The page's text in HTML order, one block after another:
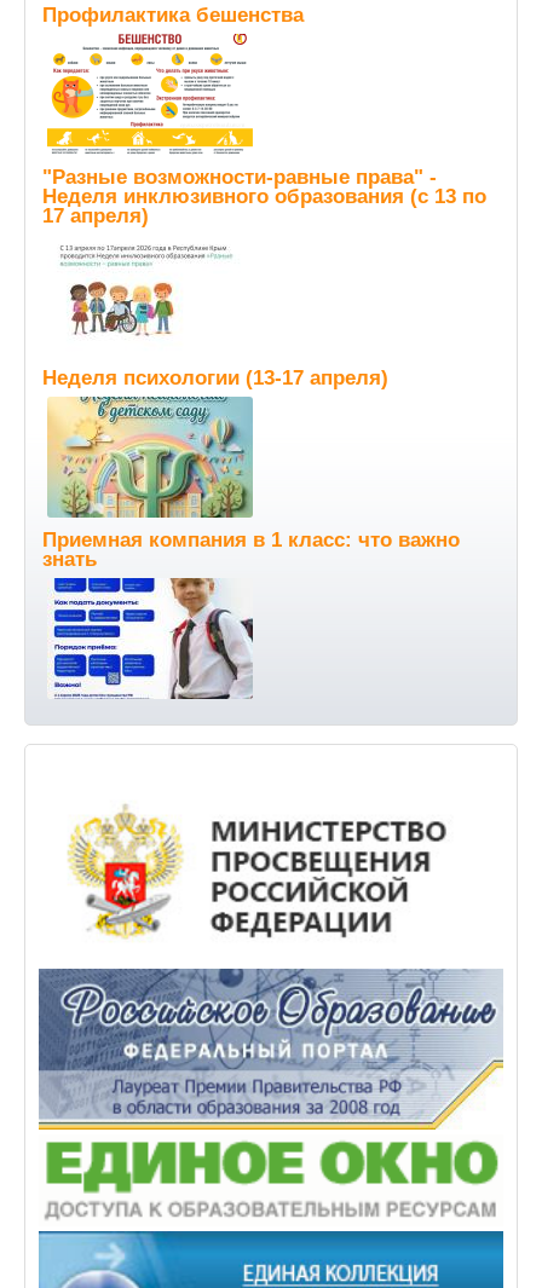
Профилактика бешенства
"Разные возможности-равные права" -
Неделя инклюзивного образования (с 13 по
17 апреля)
Неделя психологии (13-17 апреля)
Приемная компания в 1 класс: что важно
знать